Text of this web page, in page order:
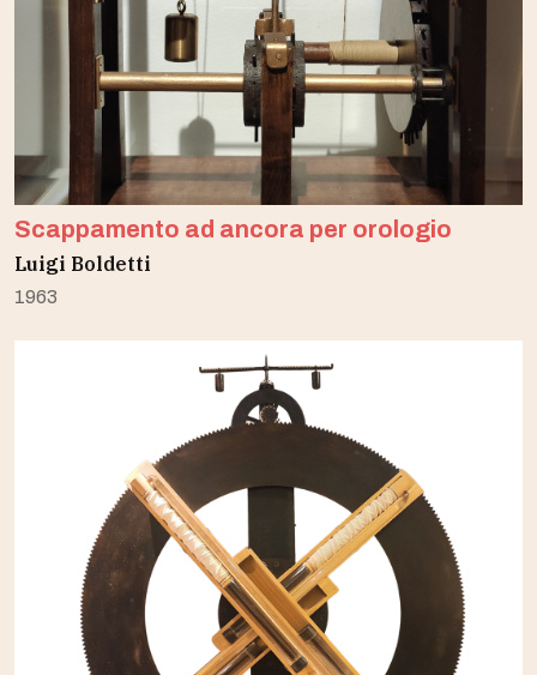
Scappamento ad ancora per orologio
Luigi Boldetti
1963